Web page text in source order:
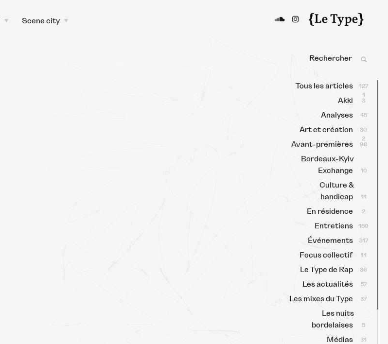
Le Type
Média culturel, indépendant
et local.
toggle
Scene city
toggle
Tous les articles
127
1
Akki 3
Analyses 45
Art et création
30
2
Avant-premières 98
Bordeaux-Kyiv
Exchange
10
Culture &
handicap
11
En résidence 2
Entretiens 159
Événements 317
Focus collectif 11
Le Type de Rap 36
Les actualités 57
Les mixes du Type 37
Les nuits
bordelaises
5
Médias 31